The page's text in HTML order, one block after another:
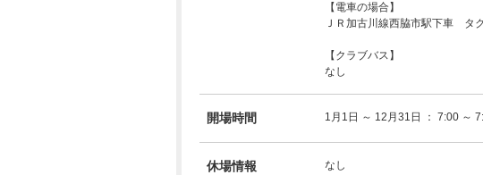
【電車の場合】
ＪＲ加古川線西脇市駅下車 タ
【クラブバス】
なし
開場時間 1月1日 ～ 12月31日 ： 7:00 ～
休場情報 なし